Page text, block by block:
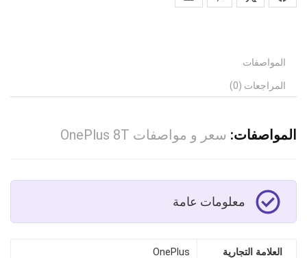
المواصفات
المراجعات (0)
المواصفات: سعر و مواصفات OnePlus 8T
معلومات عامة
العلامة التجارية OnePlus